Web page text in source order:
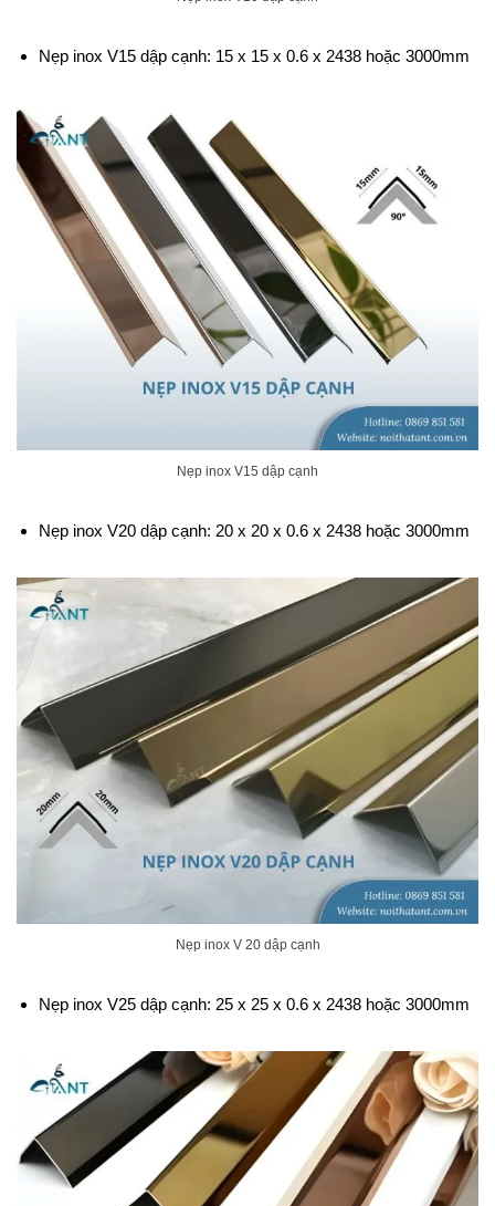
Nẹp inox V15 dập cạnh: 15 x 15 x 0.6 x 2438 hoặc 3000mm
Nẹp inox V15 dập cạnh
Nẹp inox V20 dập cạnh: 20 x 20 x 0.6 x 2438 hoặc 3000mm
Nẹp inox V 20 dập cạnh
Nẹp inox V25 dập cạnh: 25 x 25 x 0.6 x 2438 hoặc 3000mm